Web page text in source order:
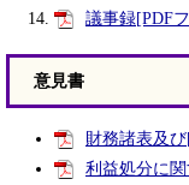
議事録[PDF
意見書
財務諸表及
利益処分に